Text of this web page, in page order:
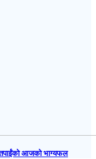
आजको भाग्यफल